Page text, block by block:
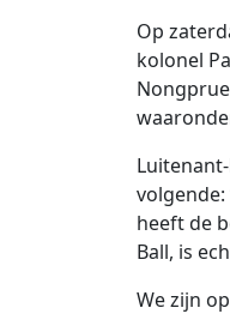
Op
kolonel
heeft de
Ball, is
We zijn